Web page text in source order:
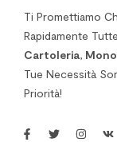
Ti Promettiamo
Rapidamente
Cartoleria,
Tue Necessità
Priorità!